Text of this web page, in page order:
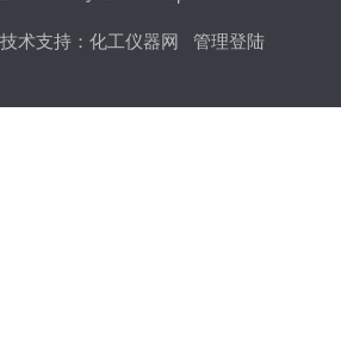
技术支持： 化工仪器网 管理登陆